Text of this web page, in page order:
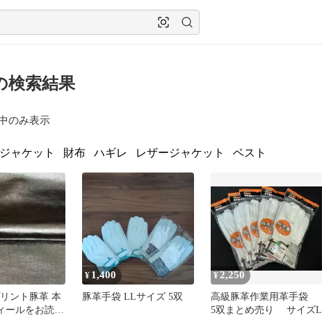
検索結果
のみ表示
ジャケット 財布 ハギレ レザージャケット ベスト
ント豚革 本
ールをお読み
¥ 1,400
豚革手袋 LLサイズ 5双
¥ 2,250
高級豚革作業用革手袋
5双まとめ売り サイズL